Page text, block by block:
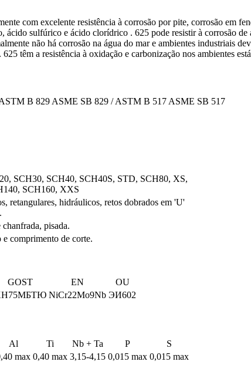
com excelente resistência à corrosão por pite, corrosão em
sulfúrico e ácido clorídrico . 625 pode resistir à corrosão
não há corrosão na água do mar e ambientes industriais
têm a resistência à oxidação e carbonização nos ambientes
B 829 ASME SB 829 / ASTM B 517 ASME SB 517
SCH30, SCH40, SCH40S, STD, SCH80, XS,
SCH160, XXS
retangulares, hidráulicos, retos dobrados em 'U'
pisada.
comprimento de corte.
GOST EN
OU
NiCr22Mo9Nb ЭИ602
Al Ti Nb + Ta P
S
max 0,40 max 3,15-4,15 0,015 max 0,015 max